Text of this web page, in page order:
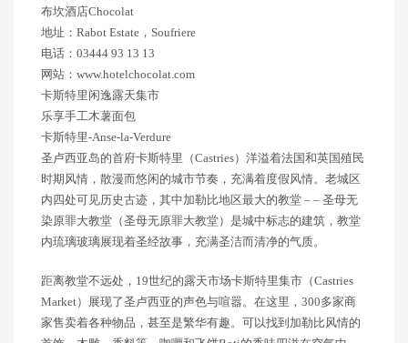
布坎酒店Chocolat
地址：Rabot Estate，Soufriere
电话：03444 93 13 13
网站：www.hotelchocolat.com
卡斯特里闲逸露天集市
乐享手工木薯面包
卡斯特里-Anse-la-Verdure
圣卢西亚岛的首府卡斯特里（Castries）洋溢着法国和英国殖民
时期风情，散漫而悠闲的城市节奏，充满着度假风情。老城区
内四处可见历史古迹，其中加勒比地区最大的教堂 – – 圣母无
染原罪大教堂（圣母无原罪大教堂）是城中标志的建筑，教堂
内琉璃玻璃展现着圣经故事，充满圣洁而清净的气质。
距离教堂不远处，19世纪的露天市场卡斯特里集市（Castries
Market）展现了圣卢西亚的声色与喧嚣。在这里，300多家商
家售卖着各种物品，甚至是繁华有趣。可以找到加勒比风情的